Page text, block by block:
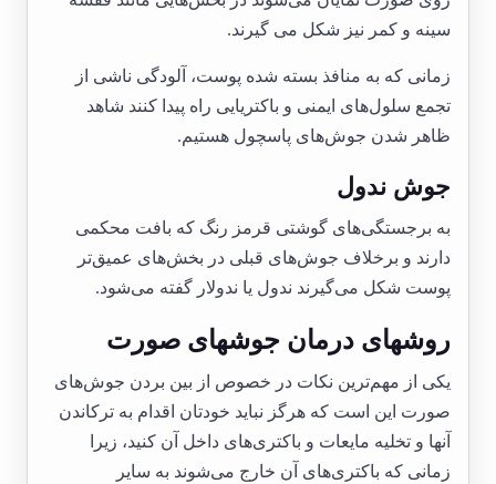
سینه و کمر نیز شکل می گیرند.
زمانی که به منافذ بسته شده پوست، آلودگی ناشی از
تجمع سلول‌های ایمنی و باکتریایی راه پیدا کنند شاهد
ظاهر شدن جوش‌های پاسچول هستیم.
جوش ندول
به برجستگی‌های گوشتی قرمز رنگ که بافت محکمی
دارند و برخلاف جوش‌های قبلی در بخش‌های عمیق‌تر
پوست شکل می‌گیرند ندول یا ندولار گفته می‌شود.
روشهای درمان جوشهای صورت
یکی از مهم‌ترین نکات در خصوص از بین بردن جوش‌های
صورت این است که هرگز نباید خودتان اقدام به ترکاندن
آنها و تخلیه مایعات و باکتری‌های داخل آن کنید، زیرا
زمانی که باکتری‌های آن خارج می‌شوند به سایر